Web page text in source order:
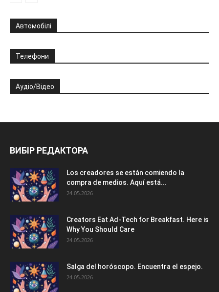
Автомобілі
Телефони
Аудіо/Відео
ВИБІР РЕДАКТОРА
Los creadores se están comiendo la
compra de medios. Aquí está...
24.05.2026
Creators Eat Ad-Tech for Breakfast. Here is
Why You Should Care
24.05.2026
Salga del horóscopo. Encuentra el espejo.
24.05.2026